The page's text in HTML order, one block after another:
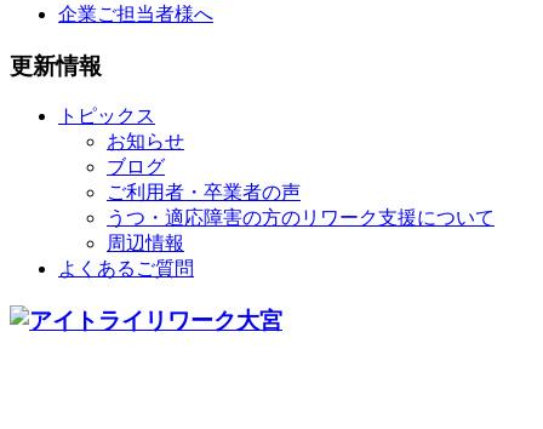
企業ご担当者様へ
更新情報
トピックス
お知らせ
ブログ
ご利用者・卒業者の声
うつ・適応障害の方のリワーク支援について
周辺情報
よくあるご質問